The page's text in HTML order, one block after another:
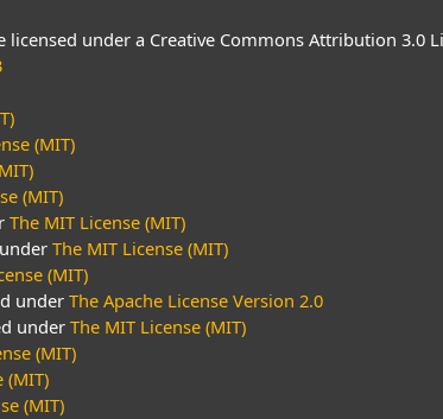
under a Creative Commons Attribution 3.0
(MIT)
(MIT)
The MIT License (MIT)
The MIT License (MIT)
(MIT)
under The Apache License Version 2.0
underThe MIT License (MIT)
(MIT)
(MIT)
(MIT)